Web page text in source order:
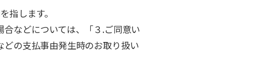
指します。
などについては、「３.ご同意い
の支払事由発生時のお取り扱い